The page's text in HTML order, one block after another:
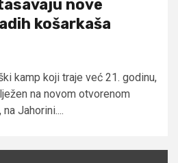
nove
košarkaša
kamp koji traje već 21. godinu,
na novom otvorenom
Jahorini....